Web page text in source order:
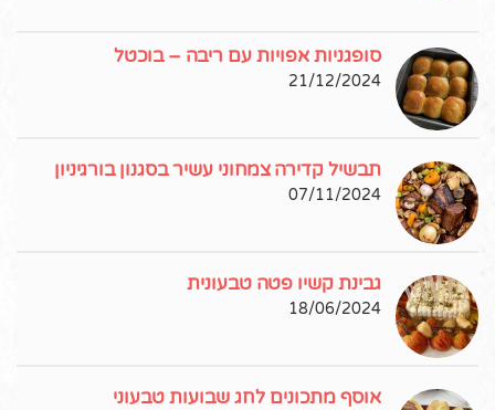
סופגניות אפויות עם ריבה – בוכטל
21/12/2024
תבשיל קדירה צמחוני עשיר בסגנון בורגיניון
07/11/2024
גבינת קשיו פטה טבעונית
18/06/2024
אוסף מתכונים לחג שבועות טבעוני